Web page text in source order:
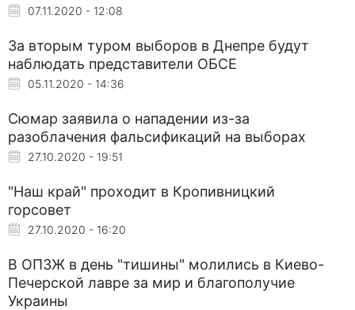
07.11.2020 - 12:08
За вторым туром выборов в Днепре будут
наблюдать представители ОБСЕ
05.11.2020 - 14:36
Сюмар заявила о нападении из-за
разоблачения фальсификаций на выборах
27.10.2020 - 19:51
"Наш край" проходит в Кропивницкий
горсовет
27.10.2020 - 16:20
В ОПЗЖ в день "тишины" молились в Киево-
Печерской лавре за мир и благополучие
Украины